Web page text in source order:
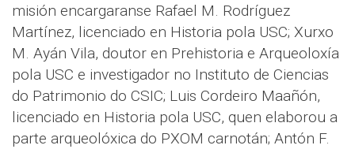
misión encargaranse Rafael M. Rodríguez
Martínez, licenciado en Historia pola USC; Xurxo
M. Ayán Vila, doutor en Prehistoria e Arqueoloxía
pola USC e investigador no Instituto de Ciencias
do Patrimonio do CSIC; Luis Cordeiro Maañón,
licenciado en Historia pola USC, quen elaborou a
parte arqueolóxica do PXOM carnotán; Antón F.